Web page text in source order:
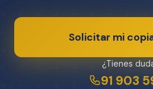
Solicitar mi
¿Tienes
91 903